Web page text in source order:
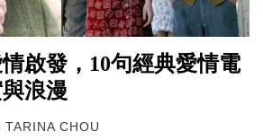
啟發，10句經典愛情電
浪漫
TARINA CHOU